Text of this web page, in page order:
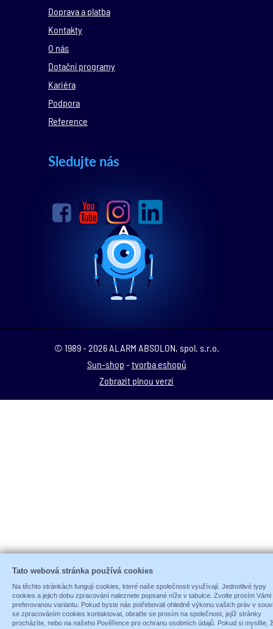
Doprava a platba
Kontakty
O nás
Dotační programy
Kariéra
Podpora
Reference
Sledujte nás
© 1989 - 2026 ALARM ABSOLON, spol. s.r.o.
Sun-shop - tvorba eshopů
Zobrazit plnou verzi
Tato webová stránka používá cookies
Na těchto stránkách fungují cookies, které naše společnosti využívají. Jednotlivé typy
cookies a jejich dobu zpracování naleznete popsané níže v tabulce. Zvolte prosím Vámi
preferovanou variantu. Pokud byste nás potřebovali ohledně výkonu vašich práv v
se zpracováním cookies kontaktovat, obraťte se prosím na společnost, jejíž stránky
procházíte, nebo na našeho Pověřence pro ochranu osobních údajů. Pokud si myslíte,